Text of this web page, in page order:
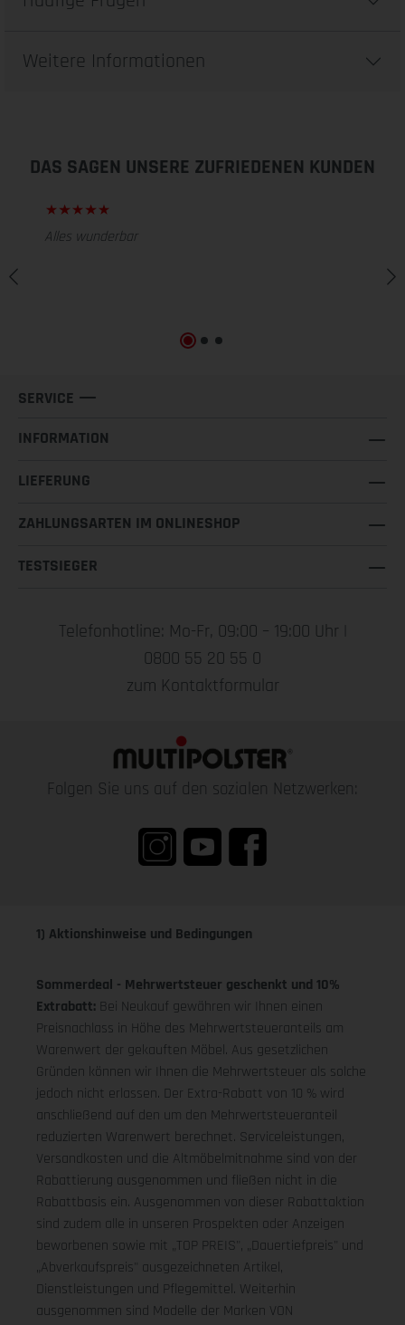
Weitere Informationen
DAS SAGEN UNSERE ZUFRIEDENEN KUNDEN
Alles wunderbar
SERVICE
INFORMATION
LIEFERUNG
ZAHLUNGSARTEN IM ONLINESHOP
TESTSIEGER
Telefonhotline: Mo-Fr, 09:00 – 19:00 Uhr |
0800 55 20 55 0
zum Kontaktformular
Folgen Sie uns auf den sozialen Netzwerken:
1) Aktionshinweise und Bedingungen
Sommerdeal - Mehrwertsteuer geschenkt und 10%
Extrabatt: Bei Neukauf gewähren wir Ihnen einen
Preisnachlass in Höhe des Mehrwertsteueranteils am
Warenwert der gekauften Möbel. Aus gesetzlichen
Gründen können wir Ihnen die Mehrwertsteuer als solche
jedoch nicht erlassen. Der Extra-Rabatt von 10 % wird
anschließend auf den um den Mehrwertsteueranteil
reduzierten Warenwert berechnet. Serviceleistungen,
Versandkosten und die Altmöbelmitnahme sind von der
Rabattierung ausgenommen und fließen nicht in die
Rabattbasis ein. Ausgenommen von dieser Rabattaktion
sind zudem alle in unseren Prospekten oder Anzeigen
beworbenen sowie mit „TOP PREIS", „Dauertiefpreis" und
„Abverkaufspreis" ausgezeichneten Artikel,
Dienstleistungen und Pflegemittel. Weiterhin
ausgenommen sind Modelle der Marken VON